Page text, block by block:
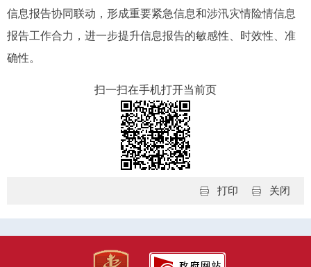
信息报告协同联动，形成重要紧急信息和涉汛灾情险情信息
报告工作合力，进一步提升信息报告的敏感性、时效性、准
确性。
扫一扫在手机打开当前页
关闭
打印